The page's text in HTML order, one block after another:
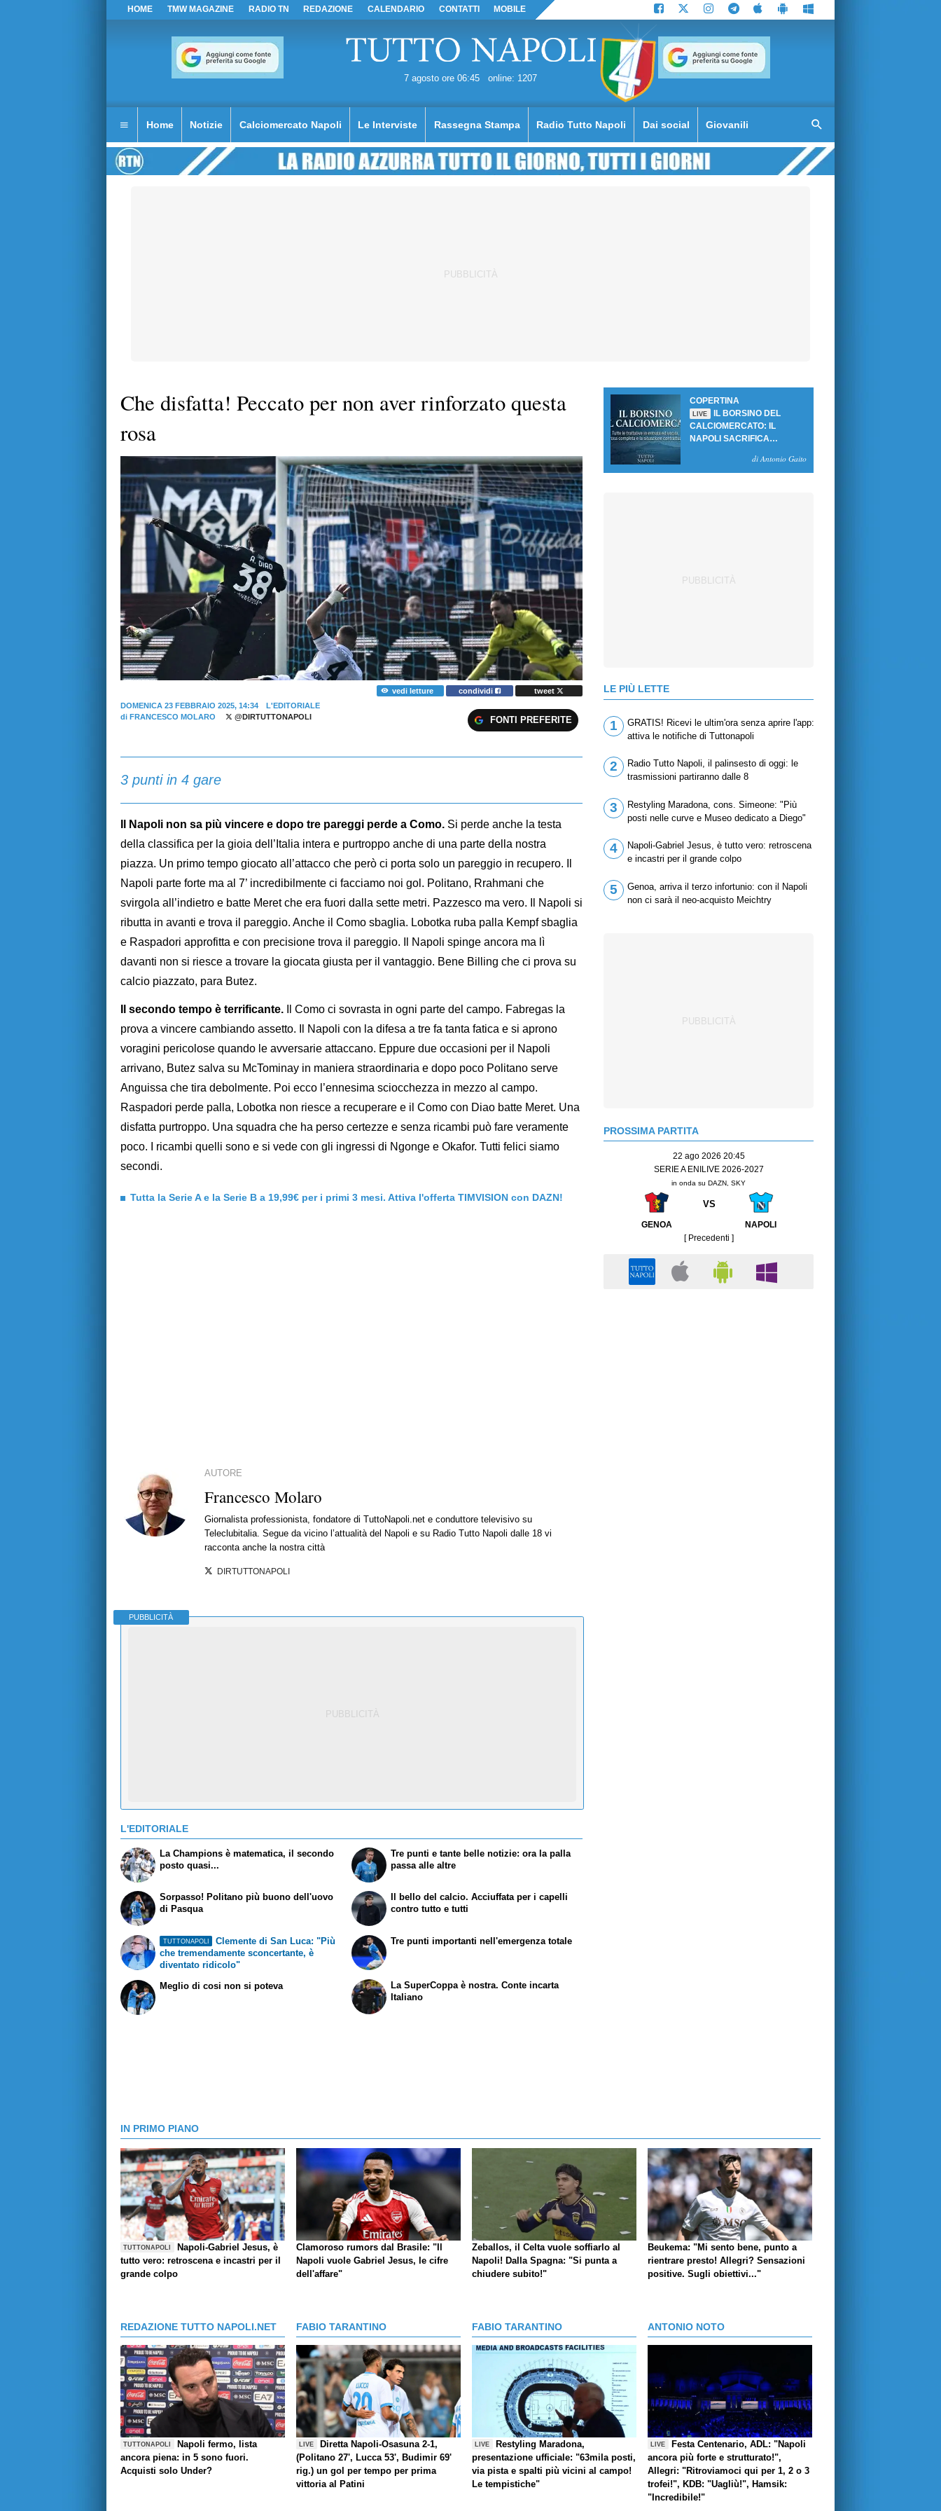
HOME TMW MAGAZINE RADIO TN REDAZIONE CALENDARIO CONTATTI MOBILE
7 agosto ore 06:45 online: 1207
Home Notizie Calciomercato Napoli Le Interviste Rassegna Stampa Radio Tutto Napoli Dai social Giovanili
Che disfatta! Peccato per non aver rinforzato questa
rosa
vedi letture condividi
tweet
DOMENICA 23 FEBBRAIO 2025, 14:34
L'EDITORIALE
di FRANCESCO MOLARO @DIRTUTTONAPOLI FONTI PREFERITE
3 punti in 4 gare
Il Napoli non sa più vincere e dopo tre pareggi perde a Como. Si perde anche la testa
della classifica per la gioia dell’Italia intera e purtroppo anche di una parte della nostra
piazza. Un primo tempo giocato all’attacco che però ci porta solo un pareggio in recupero. Il
Napoli parte forte ma al 7’ incredibilmente ci facciamo noi gol. Politano, Rrahmani che
svirgola all’indietro e batte Meret che era fuori dalla sette metri. Pazzesco ma vero. Il Napoli si
ributta in avanti e trova il pareggio. Anche il Como sbaglia. Lobotka ruba palla Kempf sbaglia
e Raspadori approfitta e con precisione trova il pareggio. Il Napoli spinge ancora ma lì
davanti non si riesce a trovare la giocata giusta per il vantaggio. Bene Billing che ci prova su
calcio piazzato, para Butez.
Il secondo tempo è terrificante.
Il Como ci sovrasta in ogni parte del campo. Fabregas la
prova a vincere cambiando assetto. Il Napoli con la difesa a tre fa tanta fatica e si aprono
voragini pericolose quando le avversarie attaccano. Eppure due occasioni per il Napoli
arrivano, Butez salva su McTominay in maniera straordinaria e dopo poco Politano serve
Anguissa che tira debolmente. Poi ecco l’ennesima sciocchezza in mezzo al campo.
Raspadori perde palla, Lobotka non riesce a recuperare e il Como con Diao batte Meret. Una
disfatta purtroppo. Una squadra che ha perso certezze e senza ricambi può fare veramente
poco. I ricambi quelli sono e si vede con gli ingressi di Ngonge e Okafor. Tutti felici siamo
secondi.
Tutta la Serie A e la Serie B a 19,99€ per i primi 3 mesi. Attiva l'offerta TIMVISION con DAZN!
AUTORE
Francesco Molaro
Giornalista professionista, fondatore di TuttoNapoli.net e conduttore televisivo su
Teleclubitalia. Segue da vicino l’attualità del Napoli e su Radio Tutto Napoli dalle 18 vi
racconta anche la nostra città
DIRTUTTONAPOLI
PUBBLICITÀ
L'EDITORIALE
La Champions è matematica, il secondo
posto quasi...
Sorpasso! Politano più buono dell'uovo
di Pasqua
Tre punti e tante belle notizie: ora la palla
passa alle altre
Il bello del calcio. Acciuffata per i capelli
contro tutto e tutti
TUTTONAPOLI
Clemente di San Luca: "Più
che tremendamente sconcertante, è
diventato ridicolo"
Meglio di cosi non si poteva
Tre punti importanti nell'emergenza totale
La SuperCoppa è nostra. Conte incarta
Italiano
COPERTINA
LIVE
IL BORSINO DEL
CALCIOMERCATO: IL
NAPOLI SACRIFICA
SBLOCCANO ARRIVIdi Antonio Gaito
LE PIÙ LETTE
1
GRATIS! Ricevi le ultim'ora senza aprire l'app:
attiva le notifiche di Tuttonapoli
2
Radio Tutto Napoli, il palinsesto di oggi: le
trasmissioni partiranno dalle 8
3
Restyling Maradona, cons. Simeone: "Più
posti nelle curve e Museo dedicato a Diego"
4
Napoli-Gabriel Jesus, è tutto vero: retroscena
e incastri per il grande colpo
5
Genoa, arriva il terzo infortunio: con il Napoli
non ci sarà il neo-acquisto Meichtry
PROSSIMA PARTITA
22 ago 2026 20:45
SERIE A ENILIVE 2026-2027
in onda su DAZN, SKY
VS
GENOA
NAPOLI
[ Precedenti ]
IN PRIMO PIANO
TUTTONAPOLI
Napoli-Gabriel Jesus, è
tutto vero: retroscena e incastri per il
grande colpo
Clamoroso rumors dal Brasile: "Il
Napoli vuole Gabriel Jesus, le cifre
dell'affare"
Zeballos, il Celta vuole soffiarlo al
Napoli! Dalla Spagna: "Si punta a
chiudere subito!"
Beukema: "Mi sento bene, punto a
rientrare presto! Allegri? Sensazioni
positive. Sugli obiettivi..."
REDAZIONE TUTTO NAPOLI.NET
TUTTONAPOLI
Napoli fermo, lista
ancora piena: in 5 sono fuori.
Acquisti solo Under?
FABIO TARANTINO
LIVE
Diretta Napoli-Osasuna 2-1,
(Politano 27', Lucca 53', Budimir 69'
rig.) un gol per tempo per prima
vittoria al Patini
FABIO TARANTINO
LIVE
Restyling Maradona,
presentazione ufficiale: "63mila posti,
via pista e spalti più vicini al campo!
Le tempistiche"
ANTONIO NOTO
LIVE
Festa Centenario, ADL: "Napoli
ancora più forte e strutturato!",
Allegri: "Ritroviamoci qui per 1, 2 o 3
trofei!", KDB: "Uagliù!", Hamsik:
"Incredibile!"